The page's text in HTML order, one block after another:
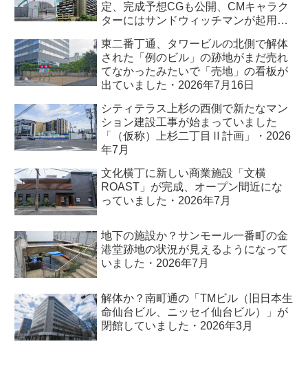
定、完成予想CGも公開、CMキャラク
ターにはサンドウィッチマンが起用さ
東二番丁通、タワービルの北側で解体
された「例のビル」の跡地がまだ売れ
てなかったみたいで「売地」の看板が
出ていました・2026年7月16日
シティテラス上杉の西側で新たなマン
ション建設工事が始まっていました
「（仮称）上杉二丁目Ⅱ計画」・2026
年7月
文化横丁に新しい商業施設「文横
ROAST」が完成、オープン間近にな
っていました・2026年7月
地下の施設か？サンモール一番町の金
港堂跡地の状況が見えるようになって
いました・2026年7月
解体か？南町通の「TMビル（旧日本生
命仙台ビル、ニッセイ仙台ビル）」が
閉館していました・2026年3月